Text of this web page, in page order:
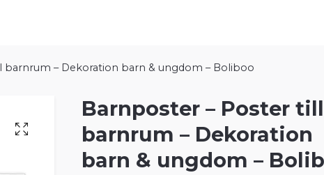
barnrum – Dekoration barn & ungdom – Boliboo
Barnposter – Poster till
barnrum – Dekoration
barn & ungdom –